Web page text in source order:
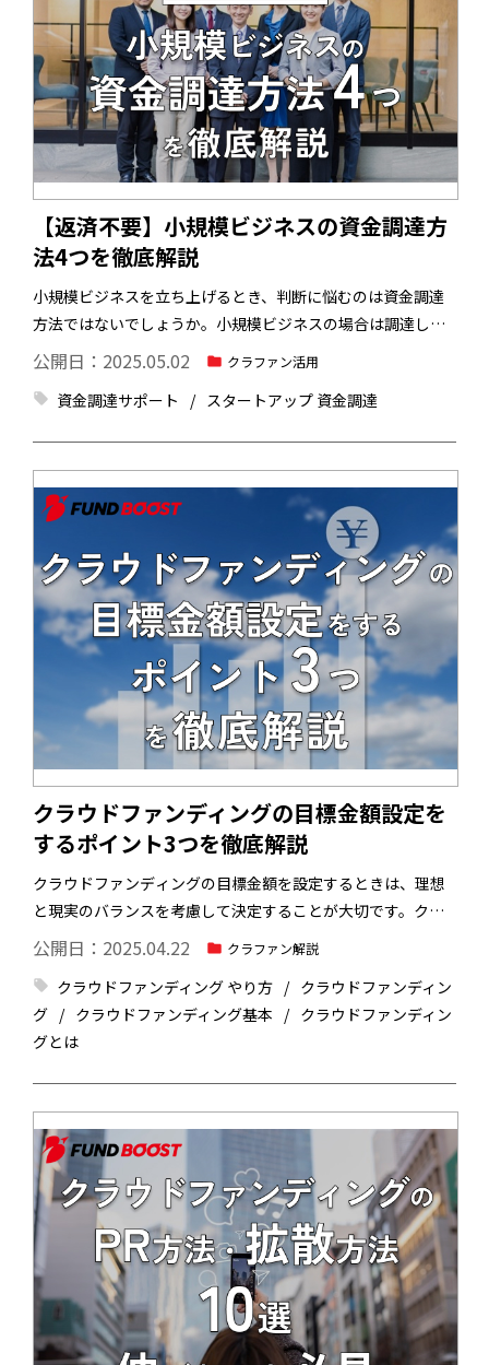
【返済不要】小規模ビジネスの資金調達方
法4つを徹底解説
小規模ビジネスを立ち上げるとき、判断に悩むのは資金調達
方法ではないでしょうか。小規模ビジネスの場合は調達した
い金額が少額であることが多く、銀行から融資を受けること
方法の中には、返済不要のものがいくつかあります。
は、返済不要な小規模ビジネスの資金調達方法4つを徹底解説
します。小規模ビジネスの資金調達方法としてクラウドファ
ンディングがおすすめな理由も解説するので、ご参考にして
みてください。
公開日：2025.05.02 クラファン活用
資金調達サポート スタートアップ 資金調達
クラウドファンディングの目標金額設定を
するポイント3つを徹底解説
クラウドファンディングの目標金額を設定するときは、理想
と現実のバランスを考慮して決定することが大切です。クラ
ウドファンディングは、個人や企業、団体の夢や目標を叶え
思い切って大きな目標金額を設定するのは良いことですが、
現実的でなければ、プロジェクトを成功させることが難しく
なってしまいます。
らどうなるのかも解説するので、ご参考にしてみてくださ
い。
公開日：2025.04.22 クラファン解説
クラウドファンディング やり方
クラウドファンディン
グ
クラウドファンディング基本
クラウドファンディン
グとは